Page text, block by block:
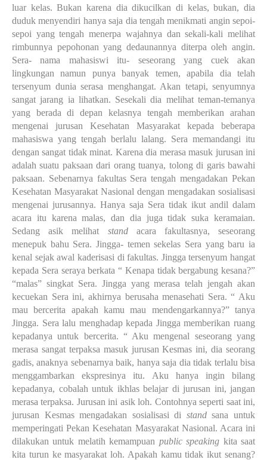
luar kelas. Bukan karena dia dikucilkan di kelas, bukan, dia
duduk menyendiri hanya saja dia tengah menikmati angin sepoi-
sepoi yang tengah menerpa wajahnya dan sekali-kali melihat
rimbunnya pepohonan yang dedaunannya diterpa oleh angin.
Sera- nama mahasiswi itu- seseorang yang cuek akan
lingkungan namun punya banyak temen, apabila dia telah
tersenyum dunia serasa menghangat. Akan tetapi, senyumnya
sangat jarang ia lihatkan. Sesekali dia melihat teman-temanya
yang berada di depan kelasnya tengah memberikan arahan
mengenai jurusan Kesehatan Masyarakat kepada beberapa
mahasiswa yang tengah berlalu lalang. Sera memandangi itu
dengan sangat tidak minat. Karena dia merasa masuk jurusan ini
adalah suatu paksaan dari orang tuanya, tolong di garis bawahi
paksaan. Sebenarnya fakultas Sera tengah mengadakan Pekan
Kesehatan Masyarakat Nasional dengan mengadakan sosialisasi
mengenai jurusannya. Hanya saja Sera tidak ikut andil dalam
acara itu karena malas, dan dia juga tidak suka keramaian.
Sedang asik melihat standacara fakultasnya, seseorang
menepuk bahu Sera. Jingga- temen sekelas Sera yang baru ia
kenal sejak awal kaderisasi di fakultas. Jingga tersenyum hangat
kepada Sera seraya berkata “ Kenapa tidak bergabung kesana?”
“malas” singkat Sera. Jingga yang merasa telah jengah akan
kecuekan Sera ini, akhirnya berusaha menasehati Sera. “ Aku
mau bercerita apakah kamu mau mendengarkannya?” tanya
Jingga. Sera lalu menghadap kepada Jingga memberikan ruang
kepadanya untuk bercerita. “ Aku mengenal seseorang yang
merasa sangat terpaksa masuk jurusan Kesmas ini, dia seorang
gadis, anaknya sebenarnya baik, hanya saja dia tidak terlalu bisa
menggambarkan ekspresinya itu. Aku hanya ingin bilang
kepadanya, cobalah untuk ikhlas belajar di jurusan ini, jangan
merasa terpaksa. Jurusan ini asik loh. Contohnya seperti saat ini,
jurusan Kesmas mengadakan sosialisasi di standsana untuk
memperingati Pekan Kesehatan Masyarakat Nasional. Acara ini
dilakukan untuk melatih kemampuan public speaking kita saat
kita turun ke masyarakat loh. Apakah kamu tidak ikut senang?